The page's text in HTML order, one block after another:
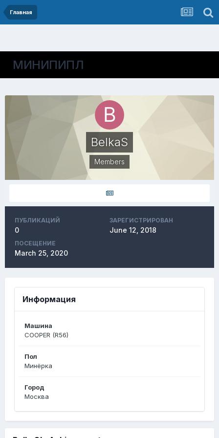
Главная
МИНИПИПЛ
BelkaS
Members
ПУБЛИКАЦИЙ
0
ЗАРЕГИСТРИРОВАН
June 12, 2018
ПОСЕЩЕНИЕ
March 25, 2020
Информация
Машина
COOPER (R56)
Пол
Минёрка
Город
Москва